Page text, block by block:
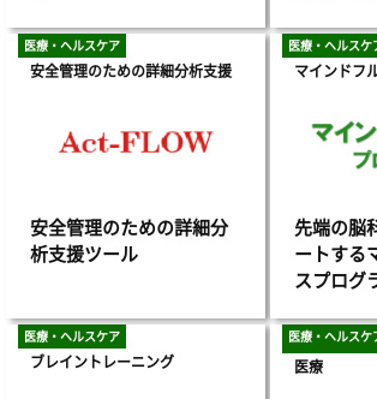
医療・ヘルスケア
安全管理のための詳細分析支援
安全管理のための詳細分
析支援ツール
医療・ヘルスケ
マインドフ
先端の脳
ートする
スプログ
医療・ヘルスケア
ブレイントレーニング
医療・ヘルスケ
医療